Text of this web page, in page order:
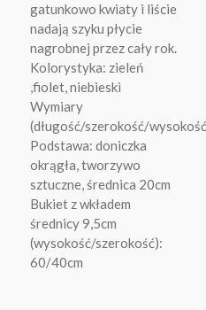
gatunkowo kwiaty i liście
nadają szyku płycie
nagrobnej przez cały rok.
Kolorystyka: zieleń
,fiolet, niebieski
Wymiary
(długość/szerokość/
Podstawa: doniczka
okrągła, tworzywo
sztuczne, średnica 20cm
Bukiet z wkładem
średnicy 9,5cm
(wysokość/szerokość):
60/40cm